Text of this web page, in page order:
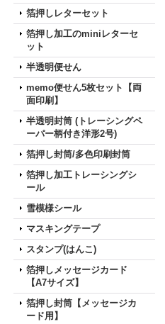
箔押しレターセット
箔押し加工のminiレターセ
ット
半透明便せん
memo便せん5枚セット【両
面印刷】
半透明封筒 (トレーシングペ
ーパー柄付き洋形2号)
箔押し封筒/多色印刷封筒
箔押し加工トレーシングシ
ール
雪模様シール
マスキングテープ
スタンプ(はんこ)
箔押しメッセージカード
【A7サイズ】
箔押し封筒【メッセージカ
ード用】